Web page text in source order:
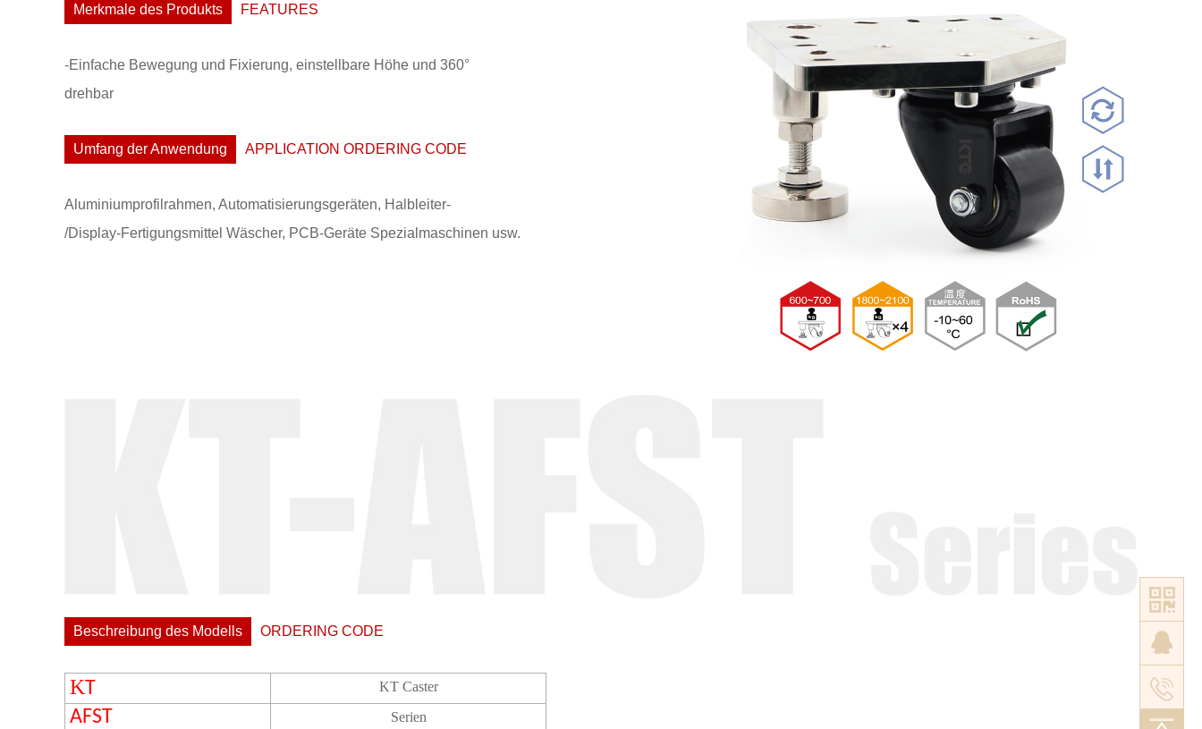
Merkmale des Produkts FEATURES
-Einfache Bewegung und Fixierung, einstellbare Höhe und 360°
drehbar
Umfang der Anwendung APPLICATION ORDERING CODE
Aluminiumprofilrahmen, Automatisierungsgeräten, Halbleiter-
/Display-Fertigungsmittel Wäscher, PCB-Geräte Spezialmaschinen usw.
Beschreibung des Modells ORDERING CODE
KT KT Caster
AFST Serien